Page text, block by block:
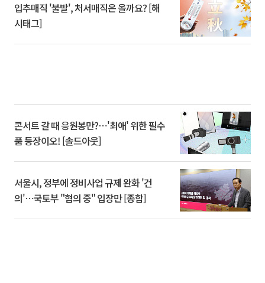
입추매직 '불발', 처서매직은 올까요? [해
시태그]
콘서트 갈 때 응원봉만?⋯'최애' 위한 필수
품 등장이오! [솔드아웃]
서울시, 정부에 정비사업 규제 완화 '건
의'⋯국토부 "협의 중" 입장만 [종합]